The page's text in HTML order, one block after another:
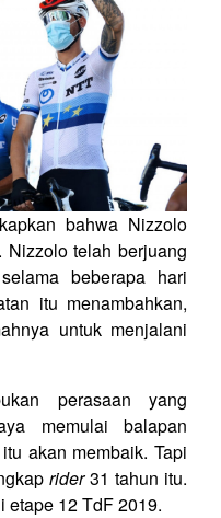
bahwa Nizzolo
telah berjuang
beberapa hari
itu menambahkan,
untuk menjalani
perasaan yang
memulai balapan
akan membaik. Tapi
rider31 tahun itu.
etape 12 TdF 2019.